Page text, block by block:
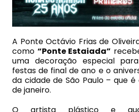
A Ponte Octávio Frias de
como “Ponte Estaiada”
uma decoração especial
festas de final de ano e o
da cidade de São Paulo – que
de janeiro.
O artista plástico e